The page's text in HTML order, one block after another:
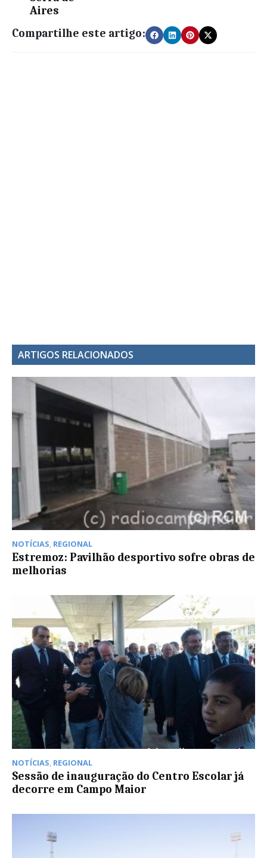
Aires
Compartilhe este artigo:
ARTIGOS RELACIONADOS
NOTÍCIAS, REGIONAL
Estremoz: Pavilhão desportivo sofre obras de
melhorias
NOTÍCIAS REGIONAL
Sessão de inauguração do Centro Escolar já
decorre em Campo Maior